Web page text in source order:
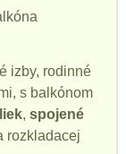
izby, rodinné
s balkónom
, spojené
rozkladacej